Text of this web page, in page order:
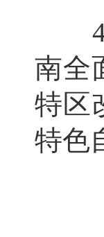
4
南全
特区
特色